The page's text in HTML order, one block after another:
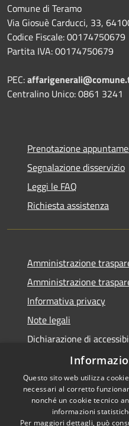
Comune di Teramo
Via Giosuè Carducci, 33,
Codice Fiscale: 00174750679
Partita IVA: 00174750679
PEC:
Centralino Unico: 0861 3241
Prenotazione
Segnalazione disservizio
Leggi le FAQ
Richiesta assistenza
Amministrazione
Amministrazione
Informativa privacy
Note legali
Dichiarazione di
Accessibilità
Questo sito web utilizza
necessari al corretto
nonché un cookie tecnico
informazioni
Per maggiori dettagli, può